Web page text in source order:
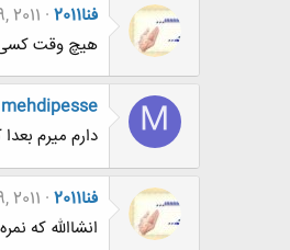
فنا2011
2011
هیچ وقت کسی
M
mehdipesse
دارم میرم
فنا2011
2011
انشاالله که